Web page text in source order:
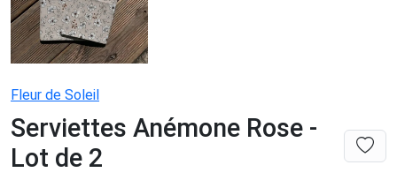
Fleur de Soleil
Serviettes Anémone Rose -
Lot de 2